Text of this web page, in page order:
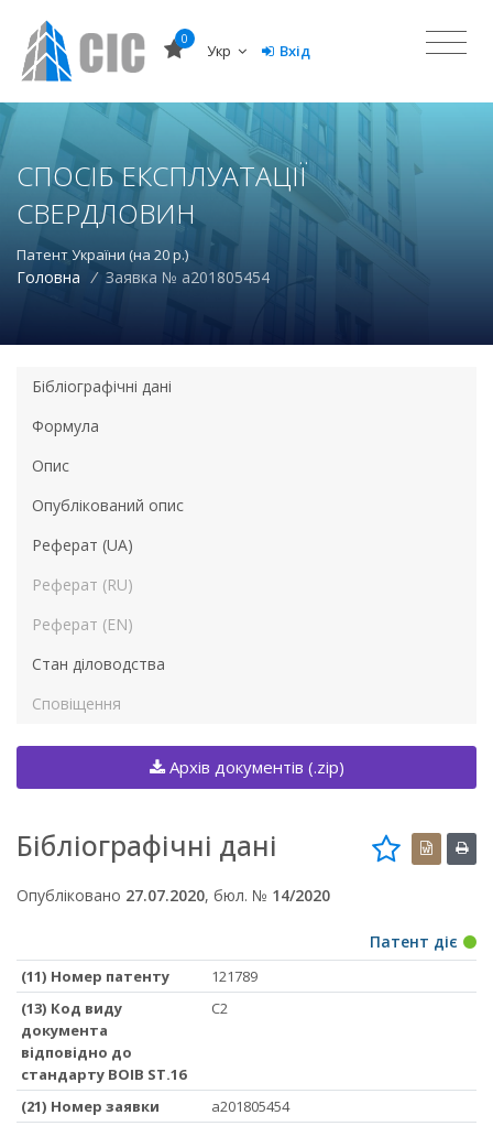
0
Укр Вхід
СПОСІБ ЕКСПЛУАТАЦІЇ
СВЕРДЛОВИН
Патент України (на 20 р.)
Головна / Заявка № a201805454
Бібліографічні дані
Формула
Опис
Опублікований опис
Реферат (UA)
Реферат (RU)
Реферат (EN)
Стан діловодства
Сповіщення
Архів документів (.zip)
Бібліографічні дані
Опубліковано 27.07.2020, бюл. № 14/2020
Патент діє
(11) Номер патенту
121789
(13) Код виду
документа
відповідно до
стандарту ВОІВ ST.16
C2
(21) Номер заявки
a201805454